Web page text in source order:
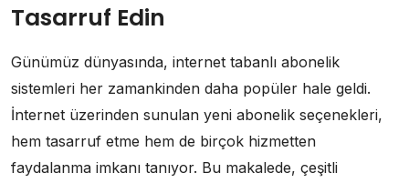
Tasarruf Edin
Günümüz dünyasında, internet tabanlı abonelik
sistemleri her zamankinden daha popüler hale geldi.
İnternet üzerinden sunulan yeni abonelik seçenekleri,
hem tasarruf etme hem de birçok hizmetten
faydalanma imkanı tanıyor. Bu makalede, çeşitli